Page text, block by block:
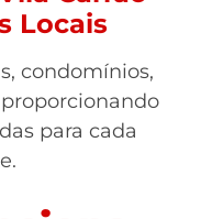
Locais
condomínios,
para cada